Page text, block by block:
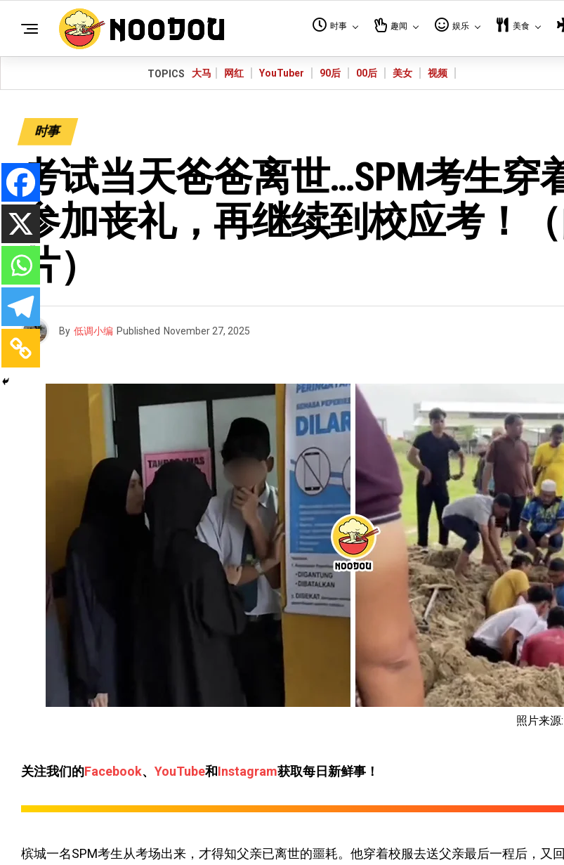
时事 趣闻 娱乐 美食
TOPICS 大马 网红 YouTuber 90后 00后 美女 视频
时事
考试当天爸爸离世…SPM考生穿
参加丧礼，再继续到校应考！
片）
By 低调小编 Published November 27, 2025
照片来源:
关注我们的Facebook、 YouTube和Instagram获取每日新鲜事！
槟城一名SPM考生从考场出来，才得知父亲已离世的噩耗。他穿着校服去送父亲最后一程后，又回